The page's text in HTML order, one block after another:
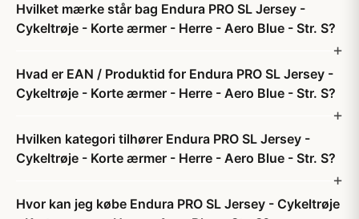
Hvilket mærke står bag Endura PRO SL Jersey -
Cykeltrøje - Korte ærmer - Herre - Aero Blue - Str. S?
Hvad er EAN / Produktid for Endura PRO SL Jersey -
Cykeltrøje - Korte ærmer - Herre - Aero Blue - Str. S?
Hvilken kategori tilhører Endura PRO SL Jersey -
Cykeltrøje - Korte ærmer - Herre - Aero Blue - Str. S?
Hvor kan jeg købe Endura PRO SL Jersey - Cykeltrøje